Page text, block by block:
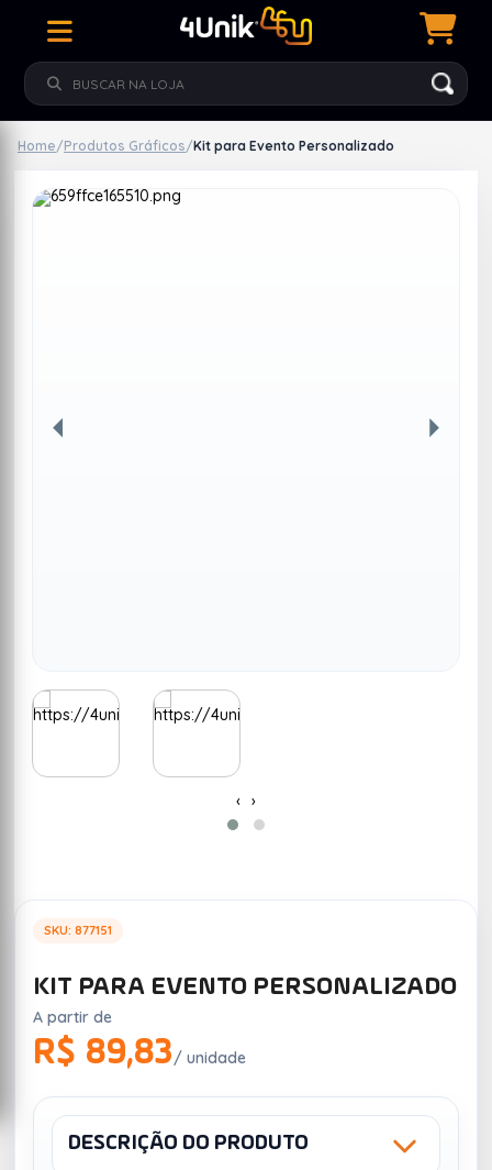
Home/Produtos Gráficos/Kit para Evento Personalizado
‹ ›
SKU: 877151
KIT PARA EVENTO PERSONALIZADO
A partir de
R$ 89,83/ unidade
DESCRIÇÃO DO PRODUTO